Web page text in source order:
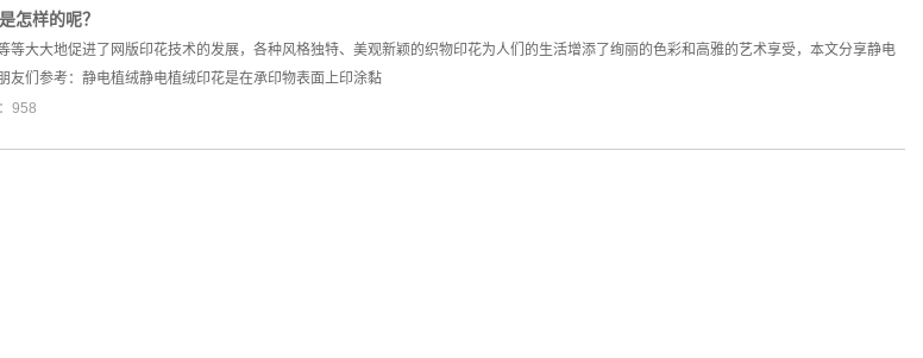
怎样的呢？
等大大地促进了网版印花技术的发展，各种风格独特、美观新颖的织物印花为人们的生活增添了绚丽的色彩和高雅的艺术享受，本文分享静电
友们参考：静电植绒静电植绒印花是在承印物表面上印涂黏
958